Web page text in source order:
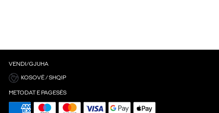
VENDI/GJUHA
KOSOVË / SHQIP
METODAT E PAGESËS